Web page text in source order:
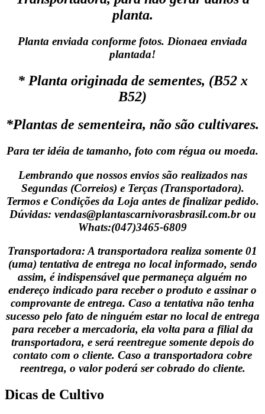
planta.
Planta enviada conforme fotos. Dionaea enviada
plantada!
* Planta originada de sementes, (B52 x
B52)
*Plantas de sementeira, não são cultivares.
Para ter idéia de tamanho, foto com régua ou moeda.
Lembrando que nossos envios são realizados nas
Segundas (Correios) e Terças (Transportadora).
Termos e Condições da Loja antes de finalizar pedido.
Dúvidas: vendas@plantascarnivorasbrasil.com.br ou
Whats:(047)3465-6809
Transportadora: A transportadora realiza somente 01
(uma) tentativa de entrega no local informado, sendo
assim, é indispensável que permaneça alguém no
endereço indicado para receber o produto e assinar o
comprovante de entrega. Caso a tentativa não tenha
sucesso pelo fato de ninguém estar no local de entrega
para receber a mercadoria, ela volta para a filial da
transportadora, e será reentregue somente depois do
contato com o cliente. Caso a transportadora cobre
reentrega, o valor poderá ser cobrado do cliente.
Dicas de Cultivo